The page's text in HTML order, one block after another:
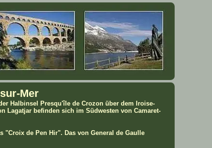
Mer
Halbinsel Presqu'île de Crozon über dem Iroise-
Lagatjar befinden sich im Südwesten von Camaret-
"Croix de Pen Hir". Das von General de Gaulle